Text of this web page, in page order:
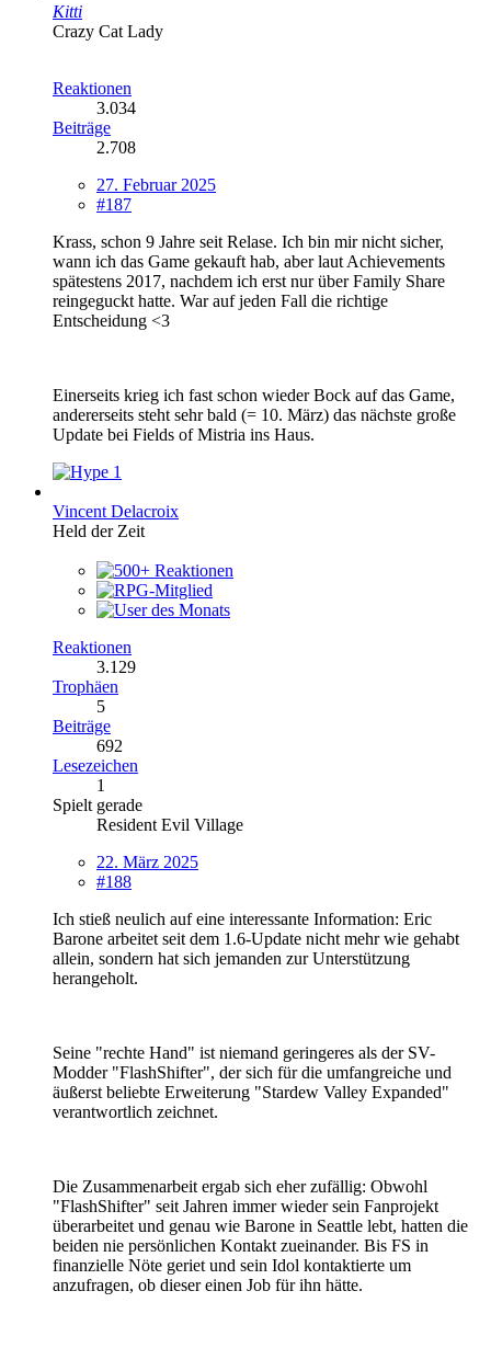
Kitti
Crazy Cat Lady
Reaktionen
3.034
Beiträge
2.708
27. Februar 2025
#187
Krass, schon 9 Jahre seit Relase. Ich bin mir nicht sicher,
wann ich das Game gekauft hab, aber laut Achievements
spätestens 2017, nachdem ich erst nur über Family Share
reingeguckt hatte. War auf jeden Fall die richtige
Entscheidung <3
Einerseits krieg ich fast schon wieder Bock auf das Game,
andererseits steht sehr bald (= 10. März) das nächste große
Update bei Fields of Mistria ins Haus.
1
Vincent Delacroix
Held der Zeit
Reaktionen
3.129
Trophäen
5
Beiträge
692
Lesezeichen
1
Spielt gerade
Resident Evil Village
22. März 2025
#188
Ich stieß neulich auf eine interessante Information: Eric
Barone arbeitet seit dem 1.6-Update nicht mehr wie gehabt
allein, sondern hat sich jemanden zur Unterstützung
herangeholt.
Seine "rechte Hand" ist niemand geringeres als der SV-
Modder "FlashShifter", der sich für die umfangreiche und
äußerst beliebte Erweiterung "Stardew Valley Expanded"
verantwortlich zeichnet.
Die Zusammenarbeit ergab sich eher zufällig: Obwohl
"FlashShifter" seit Jahren immer wieder sein Fanprojekt
überarbeitet und genau wie Barone in Seattle lebt, hatten die
beiden nie persönlichen Kontakt zueinander. Bis FS in
finanzielle Nöte geriet und sein Idol kontaktierte um
anzufragen, ob dieser einen Job für ihn hätte.